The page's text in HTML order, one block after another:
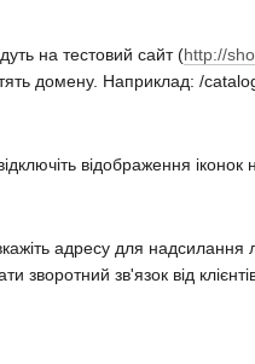
на тестовий сайт (http://
домену. Наприклад: /
відображення іконок
адресу для надсилання
зв'язок від